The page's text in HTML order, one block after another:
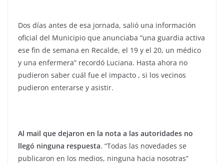
Dos días antes de esa jornada, salió una información
oficial del Municipio que anunciaba “una guardia activa
ese fin de semana en Recalde, el 19 y el 20, un médico
y una enfermera” recordó Luciana. Hasta ahora no
pudieron saber cuál fue el impacto , si los vecinos
pudieron enterarse y asistir.
Al mail que dejaron en la nota a las autoridades no
llegó ninguna respuesta. “Todas las novedades se
publicaron en los medios, ninguna hacia nosotras”